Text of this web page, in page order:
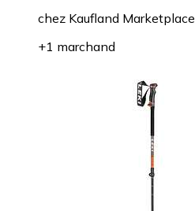
chez Kaufland Marketplace
+1 marchand